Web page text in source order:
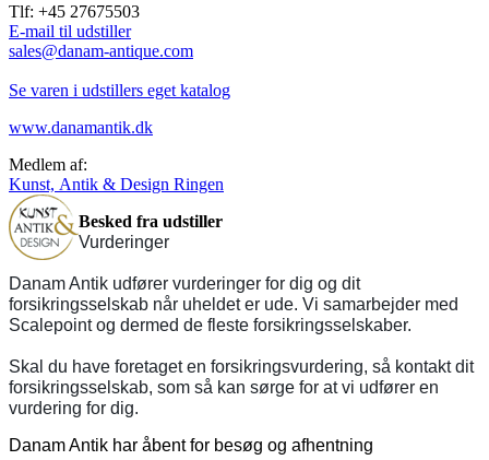
Tlf: +45 27675503
E-mail til udstiller
sales@danam-antique.com
Se varen i udstillers eget katalog
www.danamantik.dk
Medlem af:
Kunst, Antik & Design Ringen
Besked fra udstiller
Vurderinger
Danam Antik udfører vurderinger for dig og dit
forsikringsselskab når uheldet er ude. Vi samarbejder med
Scalepoint og dermed de fleste forsikringsselskaber.
Skal du have foretaget en forsikringsvurdering, så kontakt dit
forsikringsselskab, som så kan sørge for at vi udfører en
vurdering for dig.
Danam Antik har åbent for besøg og afhentning